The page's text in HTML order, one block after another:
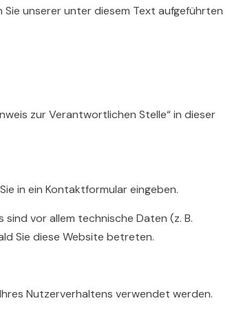
unserer unter diesem Text aufgeführten
zur Verantwortlichen Stelle“ in dieser
in ein Kontaktformular eingeben.
vor allem technische Daten (z. B.
Sie diese Website betreten.
Nutzerverhaltens verwendet werden.